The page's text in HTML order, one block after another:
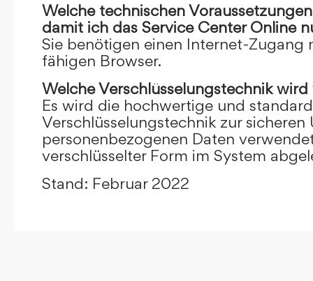
Welche technischen
damit ich das Service Center Online
Sie benötigen einen Internet-Zugang
fähigen Browser.
Welche Verschlüsselungstechnik
Es wird die hochwertige und
Verschlüsselungstechnik zur
personenbezogenen Daten
verschlüsselter Form im System
Stand: Februar 2022